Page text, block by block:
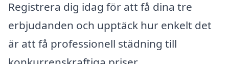
Registrera dig idag för att få dina tre
erbjudanden och upptäck hur enkelt det
är att få professionell städning till